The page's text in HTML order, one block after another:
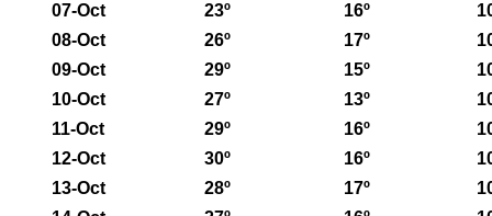
07-Oct
23º 16º
08-Oct
26º 17º
09-Oct
29º 15º
10-Oct
27º 13º
11-Oct
29º 16º
12-Oct
30º 16º
13-Oct
28º 17º